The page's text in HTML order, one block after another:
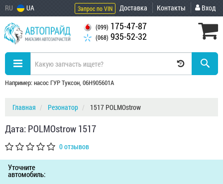
RU UA Запрос по VIN Доставка Контакты Вход
(099) 175-47-87
(068) 935-52-32
Например: насос ГУР Туксон, 06H905601A
Главная Резонатор 1517 POLMOstrow
Дата: POLMOstrow 1517
0 отзывов
Уточните
автомобиль: